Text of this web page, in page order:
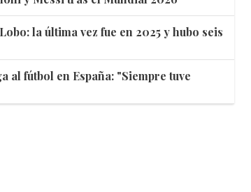
la última vez fue en 2025 y hubo seis
al fútbol en España: "Siempre tuve